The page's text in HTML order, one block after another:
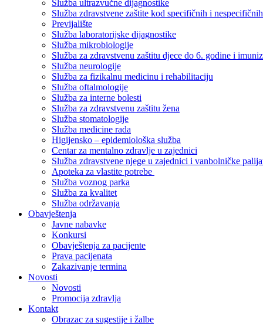
Služba ultrazvučne dijagnostike
Služba zdravstvene zaštite kod specifičnih i
Previjalište
Služba laboratorijske dijagnostike
Služba mikrobiologije
Služba za zdravstvenu zaštitu djece do 6. godine i
Služba neurologije
Služba za fizikalnu medicinu i rehabilitaciju
Služba oftalmologije
Služba za interne bolesti
Služba za zdravstvenu zaštitu žena
Služba stomatologije
Služba medicine rada
Higijensko – epidemiološka služba
Centar za mentalno zdravlje u zajednici
Služba zdravstvene njege u zajednici i vanbolničke
Apoteka za vlastite potrebe
Služba voznog parka
Služba za kvalitet
Služba održavanja
Obavještenja
Javne nabavke
Konkursi
Obavještenja za pacijente
Prava pacijenata
Zakazivanje termina
Novosti
Novosti
Promocija zdravlja
Kontakt
Obrazac za sugestije i žalbe